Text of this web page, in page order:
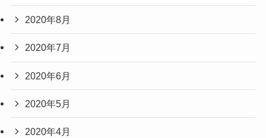
2020年8月
2020年7月
2020年6月
2020年5月
2020年4月